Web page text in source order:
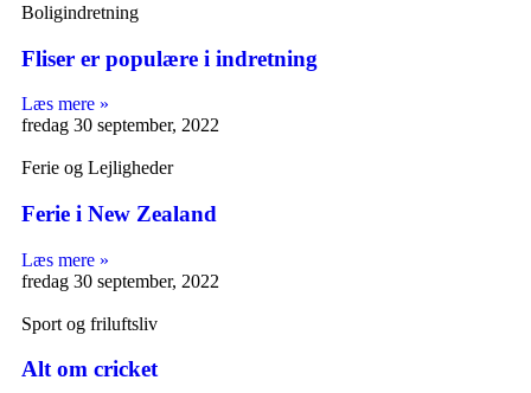
Boligindretning
Fliser er populære i indretning
Læs mere »
fredag 30 september, 2022
Ferie og Lejligheder
Ferie i New Zealand
Læs mere »
fredag 30 september, 2022
Sport og friluftsliv
Alt om cricket